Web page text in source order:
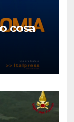
cosa